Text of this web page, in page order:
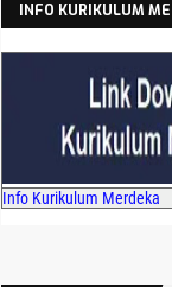
INFO KURIKULUM
Info Kurikulum Merdeka